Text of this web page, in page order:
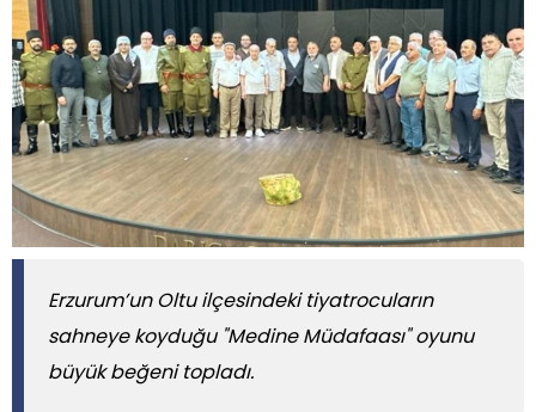
Erzurum’un Oltu ilçesindeki tiyatrocuların
sahneye koyduğu "Medine Müdafaası" oyunu
büyük beğeni topladı.